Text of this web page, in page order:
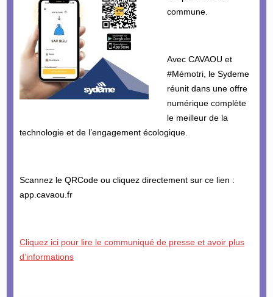
commune.
Avec CAVAOU et
#Mémotri, le Sydeme
réunit dans une offre
numérique complète
le meilleur de la
technologie et de l’engagement écologique.
Scannez le QRCode ou cliquez directement sur ce lien :
app.cavaou.fr
Cliquez ici pour lire le communiqué de presse et avoir plus
d’informations